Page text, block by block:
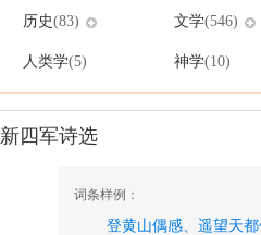
历史(83) 文学(546)
人类学(5) 神学(10)
新四军诗选
词条样例：
登黄山偶感、 遥望天都